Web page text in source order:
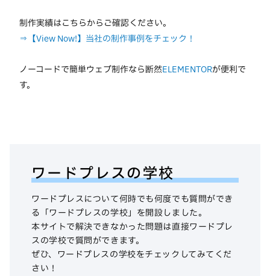
制作実績はこちらからご確認ください。
⇒【View Now!】当社の制作事例をチェック！
ノーコードで簡単ウェブ制作なら断然ELEMENTORが便利で
す。
ワードプレスの学校
ワードプレスについて何時でも何度でも質問ができ
る「ワードプレスの学校」を開設しました。
本サイトで解決できなかった問題は直接ワードプレ
スの学校で質問ができます。
ぜひ、ワードプレスの学校をチェックしてみてくだ
さい！